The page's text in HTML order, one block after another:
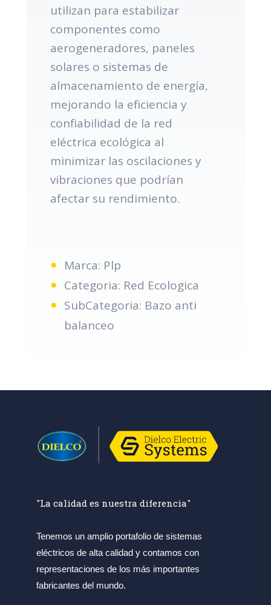
utilizan para estabilizar
componentes como
aerogeneradores, paneles
solares o sistemas de
almacenamiento de energía,
mejorando la eficiencia y
confiabilidad de la red
eléctrica ecológica al
minimizar las oscilaciones y
vibraciones que podrían
afectar su rendimiento.
Marca: Plp
Categoria: Red Ecologica
SubCategoria: Bazo anti
balanceo
"La calidad es nuestra diferencia"
Tenemos un amplio portafolio de sistemas
eléctricos de alta calidad y contamos con
representaciones de los más importantes
fabricantes del mundo.